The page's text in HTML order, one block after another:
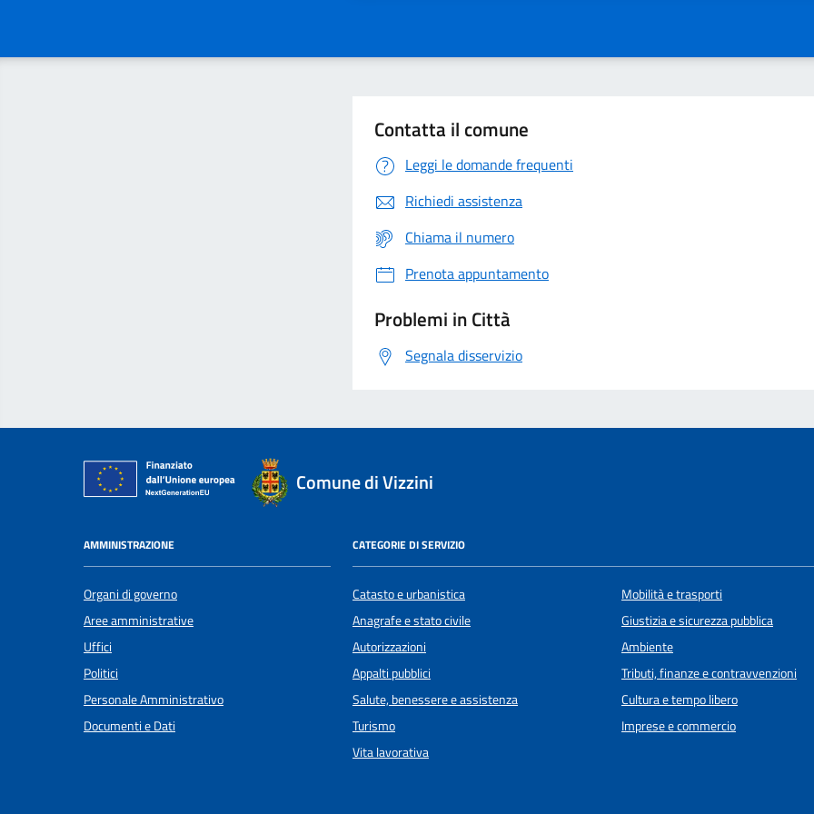
Contatta il comune
Leggi le domande frequenti
Richiedi assistenza
Chiama il numero
Prenota appuntamento
Problemi in Città
Segnala disservizio
Comune di Vizzini
AMMINISTRAZIONE
Organi di governo
Aree amministrative
Uffici
Politici
Personale Amministrativo
Documenti e Dati
CATEGORIE DI SERVIZIO
Catasto e urbanistica
Anagrafe e stato civile
Autorizzazioni
Appalti pubblici
Salute, benessere e assistenza
Turismo
Vita lavorativa
Mobilità e trasporti
Giustizia e sicurezza pubblica
Ambiente
Tributi, finanze e contravvenzioni
Cultura e tempo libero
Imprese e commercio